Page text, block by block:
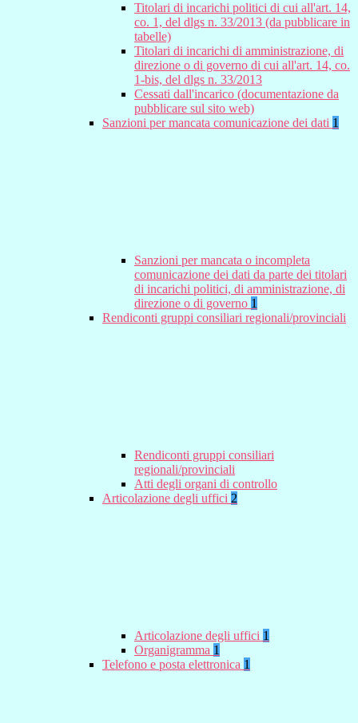
Titolari di incarichi politici di cui all'art. 14,
co. 1, del dlgs n. 33/2013 (da pubblicare in
tabelle)
Titolari di incarichi di amministrazione, di
direzione o di governo di cui all'art. 14, co.
1-bis, del dlgs n. 33/2013
Cessati dall'incarico (documentazione da
pubblicare sul sito web)
Sanzioni per mancata comunicazione dei dati 1
Sanzioni per mancata o incompleta
comunicazione dei dati da parte dei titolari
di incarichi politici, di amministrazione, di
direzione o di governo 1
Rendiconti gruppi consiliari regionali/provinciali
Rendiconti gruppi consiliari
regionali/provinciali
Atti degli organi di controllo
Articolazione degli uffici 2
Articolazione degli uffici 1
Organigramma 1
Telefono e posta elettronica 1